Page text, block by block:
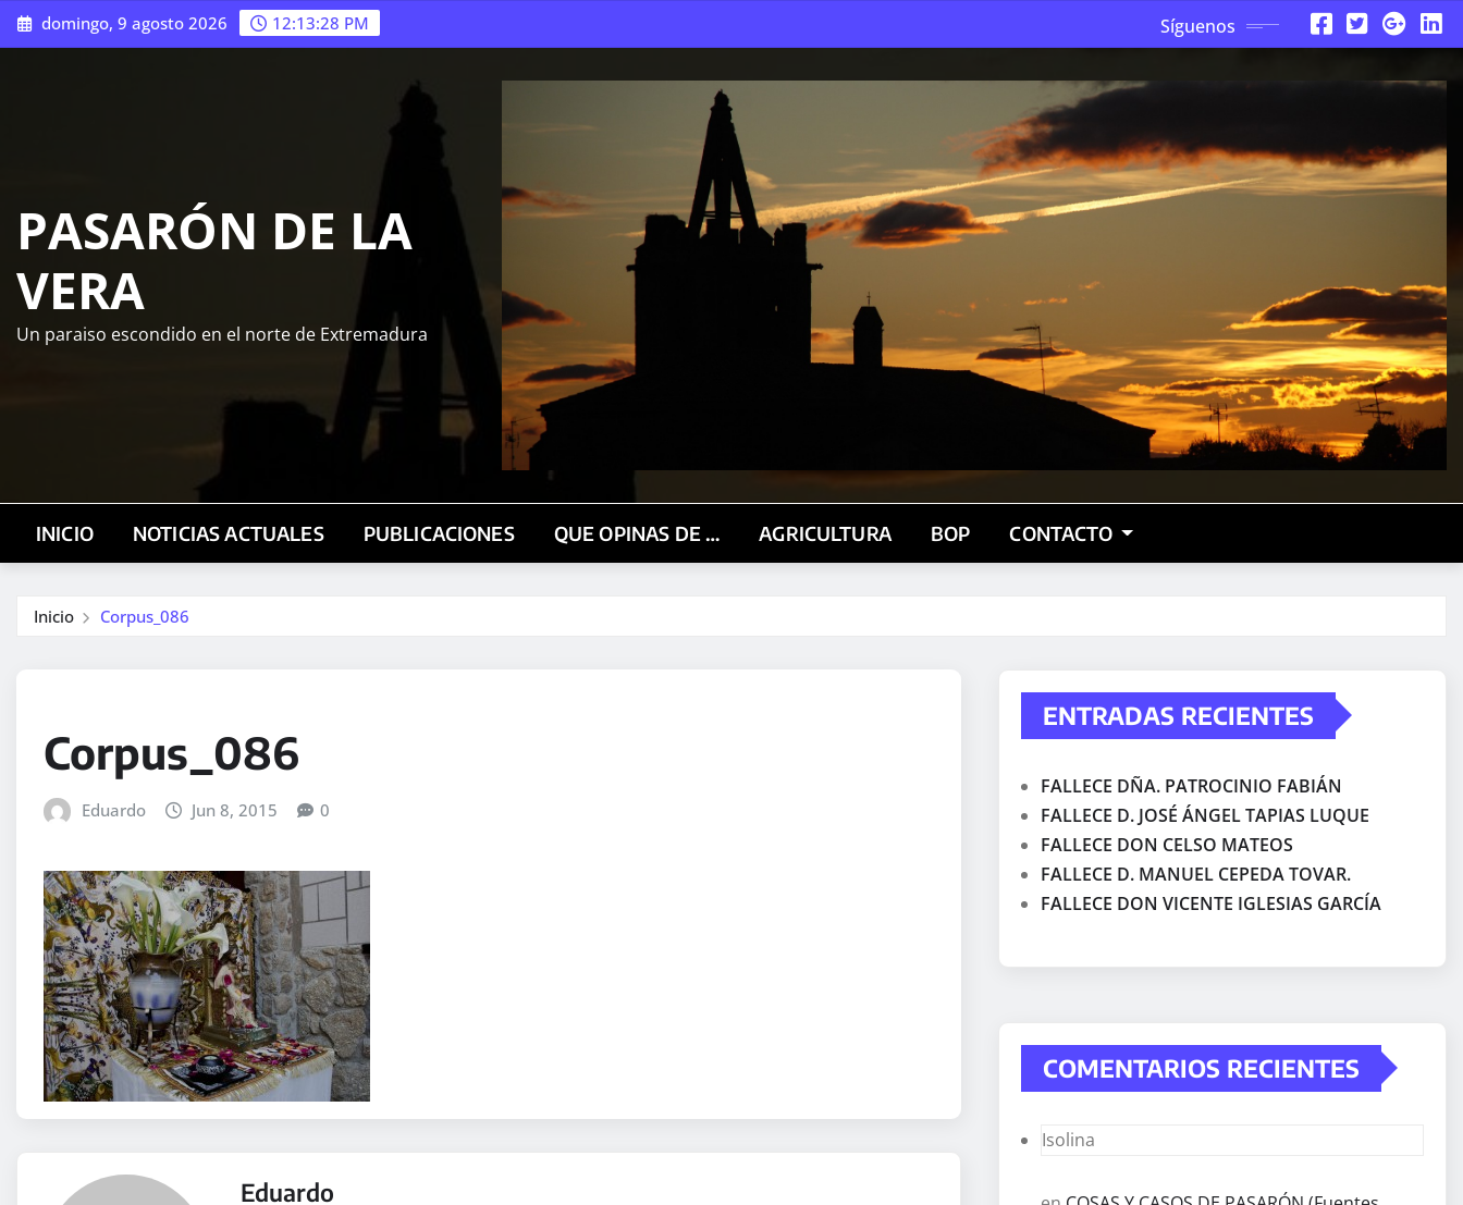
Saltar
al
domingo, 9 agosto 2026 12:13:29 PM Síguenos
PASARÓN DE LA
VERA
Un paraiso escondido en el norte de Extremadura
INICIO NOTICIAS ACTUALES PUBLICACIONES QUE OPINAS DE … AGRICULTURA BOP CONTACTO
Inicio Corpus_086
Corpus_086
Eduardo Jun 8, 2015 0
Eduardo
ENTRADAS RECIENTES
FALLECE DÑA. PATROCINIO FABIÁN
FALLECE D. JOSÉ ÁNGEL TAPIAS LUQUE
FALLECE DON CELSO MATEOS
FALLECE D. MANUEL CEPEDA TOVAR.
FALLECE DON VICENTE IGLESIAS GARCÍA
COMENTARIOS RECIENTES
Isolina